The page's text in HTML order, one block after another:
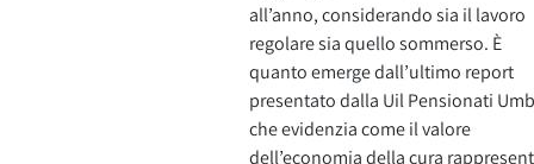
all’anno, considerando sia il lavoro
regolare sia quello sommerso. È
quanto emerge dall’ultimo report
presentato dalla Uil Pensionati
che evidenzia come il valore
dell’economia della cura